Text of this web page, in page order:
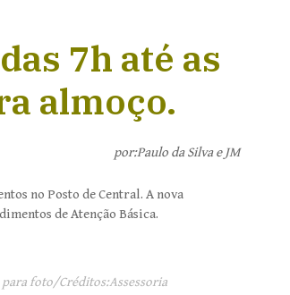
7h até as
almoço.
por:Paulo da Silva e JM
no Posto de Central. A nova
de Atenção Básica.
para foto/Créditos:Assessoria